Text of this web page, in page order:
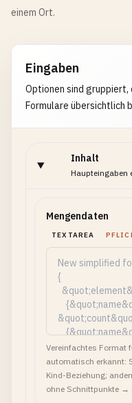
einem Ort.
Eingaben
Optionen sind gruppiert,
Formulare übersichtlich
Inhalt
Haupteingaben
Mengendaten
TEXTAREA
Vereinfachtes Format
automatisch erkannt:
Kind-Beziehung;
ohne Schnittpunkte →